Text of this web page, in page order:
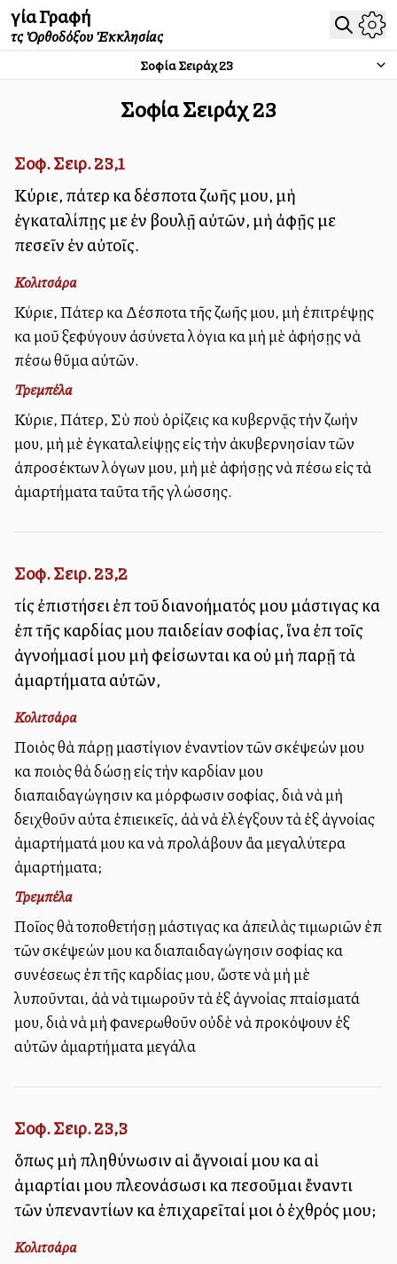
Ἁγία Γραφή
τῆς Ὀρθοδόξου Ἐκκλησίας
Σοφία Σειράχ23
Σοφία Σειράχ23
Σοφ. Σειρ. 23,1
Κύριε, πάτερ καὶ δέσποτα ζωῆς μου, μὴ
ἐγκαταλίπῃς με ἐν βουλῇ αὐτῶν, μὴ ἀφῇς με
πεσεῖν ἐν αὐτοῖς.
Κολιτσάρα
Κύριε, Πάτερ καὶ Δέσποτα τῆς ζωῆς μου, μὴ ἐπιτρέψῃς
καὶ μοῦ ξεφύγουν ἀσύνετα λόγια καὶ μὴ μὲ ἀφήσῃς νὰ
πέσω θῦμα αὐτῶν.
Τρεμπέλα
Κύριε, Πάτερ, Σὺ ποὺ ὁρίζεις καὶ κυβερνᾷς τὴν ζωήν
μου, μὴ μὲ ἐγκαταλείψῃς εἰς τὴν ἀκυβερνησίαν τῶν
ἀπροσέκτων λόγων μου, μὴ μὲ ἀφήσῃς νὰ πέσω εἰς τὰ
ἁμαρτήματα ταῦτα τῆς γλώσσης.
Σοφ. Σειρ. 23,2
τίς ἐπιστήσει ἐπὶ τοῦ διανοήματός μου μάστιγας καὶ
ἐπὶ τῆς καρδίας μου παιδείαν σοφίας, ἵνα ἐπὶ τοῖς
ἀγνοήμασί μου μὴ φείσωνται καὶ οὐ μὴ παρῇ τὰ
ἁμαρτήματα αὐτῶν,
Κολιτσάρα
Ποιὸς θὰ πάρῃ μαστίγιον ἐναντίον τῶν σκέψεών μου
καὶ ποιὸς θὰ δώσῃ εἰς τὴν καρδίαν μου
διαπαιδαγώγησιν καὶ μόρφωσιν σοφίας, διὰ νὰ μὴ
δειχθοῦν αὐταὶ ἐπιεικεῖς, ἀλλὰ νὰ ἐλέγξουν τὰ ἐξ ἀγνοίας
ἁμαρτήματά μου καὶ νὰ προλάβουν ἄλλα μεγαλύτερα
ἁμαρτήματα;
Τρεμπέλα
Ποῖος θὰ τοποθετήσῃ μάστιγας καὶ ἀπειλὰς τιμωριῶν ἐπὶ
τῶν σκέψεών μου καὶ διαπαιδαγώγησιν σοφίας καὶ
συνέσεως ἐπὶ τῆς καρδίας μου, ὥστε νὰ μὴ μὲ
λυποῦνται, ἀλλὰ νὰ τιμωροῦν τὰ ἐξ ἀγνοίας πταίσματά
μου, διὰ νὰ μὴ φανερωθοῦν οὐδὲ νὰ προκόψουν ἐξ
αὐτῶν ἁμαρτήματα μεγάλα
Σοφ. Σειρ. 23,3
ὅπως μὴ πληθύνωσιν αἱ ἄγνοιαί μου καὶ αἱ
ἁμαρτίαι μου πλεονάσωσι καὶ πεσοῦμαι ἔναντι
τῶν ὑπεναντίων καὶ ἐπιχαρεῖταί μοι ὁ ἐχθρός μου;
Κολιτσάρα